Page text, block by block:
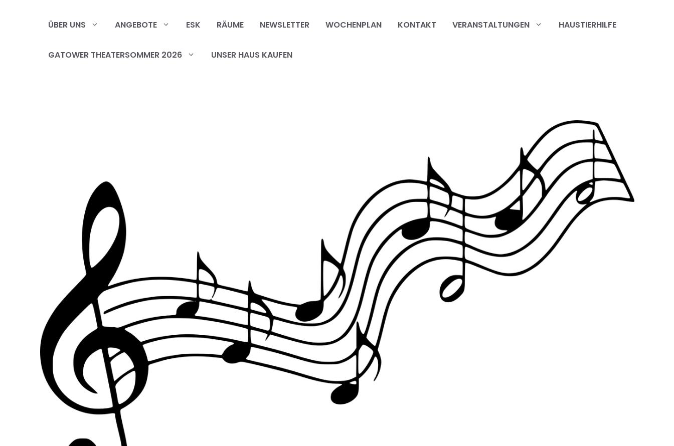
ÜBER UNS ANGEBOTE ESK RÄUME NEWSLETTER WOCHENPLAN KONTAKT VERANSTALTUNGEN HAUSTIERHILFE
GATOWER THEATERSOMMER 2026 UNSER HAUS KAUFEN